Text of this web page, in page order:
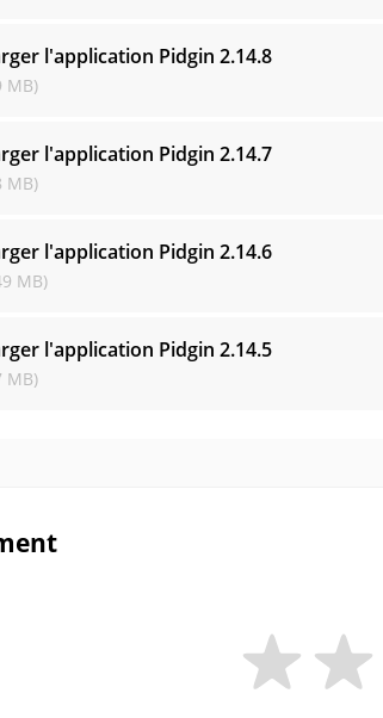
l'application Pidgin 2.14.8
MB)
l'application Pidgin 2.14.7
MB)
l'application Pidgin 2.14.6
MB)
l'application Pidgin 2.14.5
MB)